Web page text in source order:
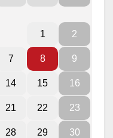
1 2
7 8 9
14 15 16
21 22 23
28 29 30